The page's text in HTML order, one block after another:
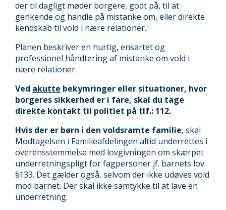
der til dagligt møder borgere, godt på, til at
genkende og handle på mistanke om, eller direkte
kendskab til vold i nære relationer.
Planen beskriver en hurtig, ensartet og
professionel håndtering af mistanke om vold i
nære relationer.
Ved akutte bekymringer eller situationer, hvor
borgeres sikkerhed er i fare, skal du tage
direkte kontakt til politiet på tlf.: 112.
Hvis der er børn i den voldsramte familie, skal
Modtagelsen i Familieafdelingen altid underrettes i
overensstemmelse med lovgivningen om skærpet
underretningspligt for fagpersoner jf. barnets lov
§133. Det gælder også, selvom der ikke udøves vold
mod barnet. Der skal ikke samtykke til at lave en
underretning.